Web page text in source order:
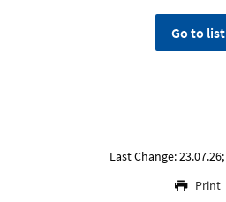
Go to list
Last Change: 23.07.26;
Print